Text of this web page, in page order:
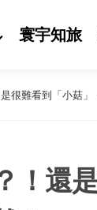
寰宇知旅
很難看到「小菇」
！還